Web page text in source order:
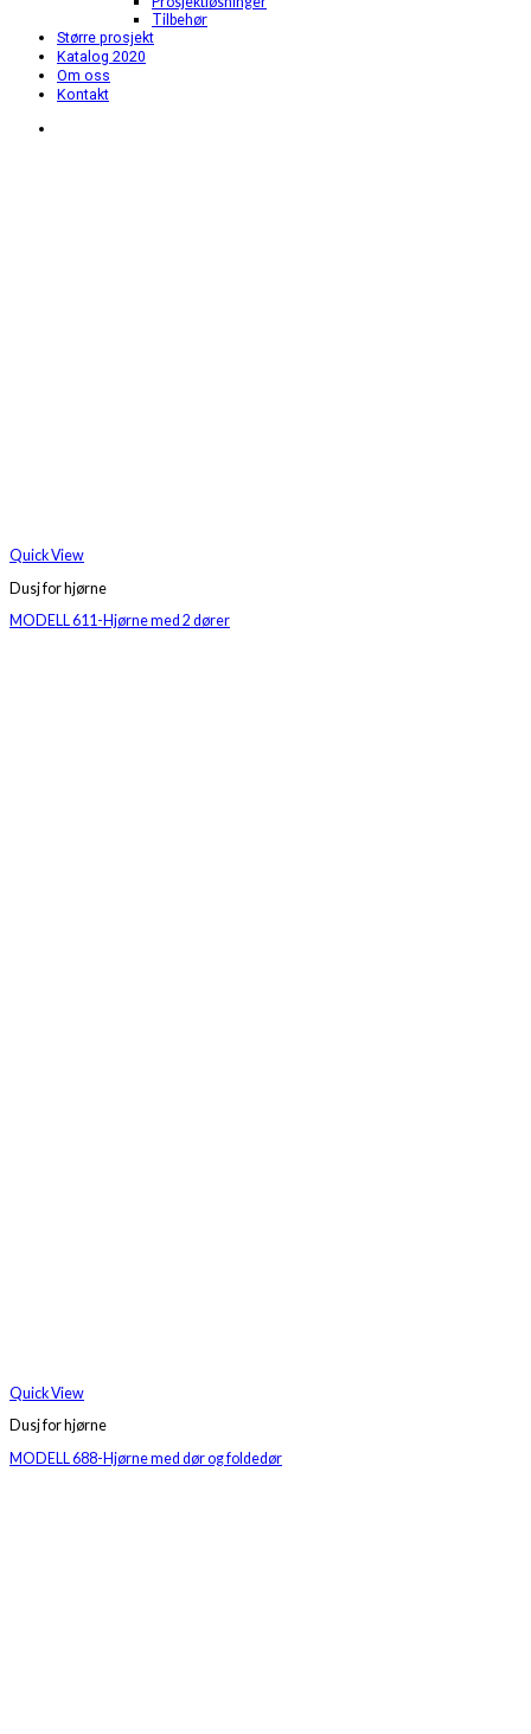
Tilbehør
Større prosjekt
Katalog 2020
Om oss
Kontakt
Quick View
Dusj for hjørne
MODELL 611-Hjørne med 2 dører
Quick View
Dusj for hjørne
MODELL 688-Hjørne med dør og foldedør